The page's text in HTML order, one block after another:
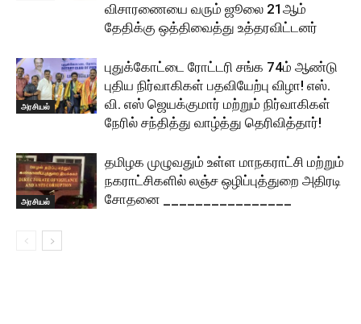
விசாரணையை வரும் ஜூலை 21ஆம்
தேதிக்கு ஒத்திவைத்து உத்தரவிட்டனர்
அரசியல்
புதுக்கோட்டை ரோட்டரி சங்க 74ம் ஆண்டு
புதிய நிர்வாகிகள் பதவியேற்பு விழா! எஸ்.
வி. எஸ் ஜெயக்குமார் மற்றும் நிர்வாகிகள்
நேரில் சந்தித்து வாழ்த்து தெரிவித்தார்!
அரசியல்
தமிழக முழுவதும் உள்ள மாநகராட்சி மற்றும்
நகராட்சிகளில் லஞ்ச ஒழிப்புத்துறை அதிரடி
சோதனை ________________